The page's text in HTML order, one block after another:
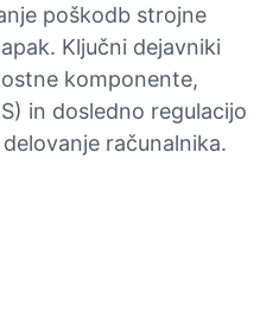
poškodb strojne
Ključni dejavniki
komponente,
in dosledno regulacijo
računalnika.